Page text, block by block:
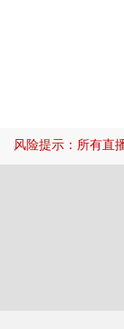
风险提示：所有直